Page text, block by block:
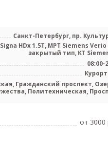
Санкт-Петербург, пр.
HDx 1.5T, МРТ Siemens Verio
закрытый тип, КТ
08:00-
Гражданский проспект,
Политехническая,
от 3000